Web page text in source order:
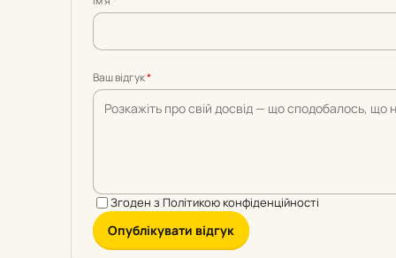
5
5
5
5
5
Ваш відгук*
Згоден з Політикою конфіденційності
Опублікувати відгук